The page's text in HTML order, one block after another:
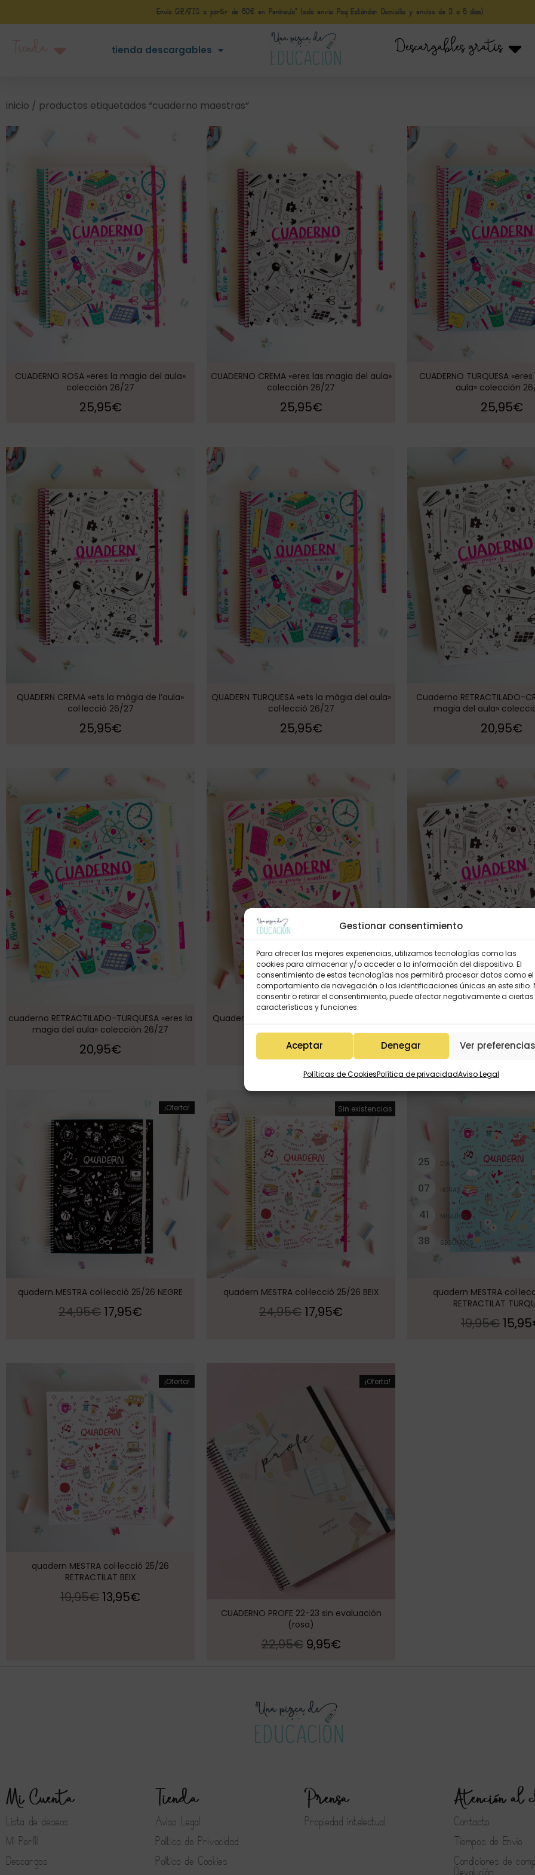
Gestionar consentimiento
Para ofrecer las mejores experiencias, utilizamos tecnologías como las
cookies para almacenar y/o acceder a la información del dispositivo. El
consentimiento de estas tecnologías nos permitirá procesar datos como el
comportamiento de navegación o las identificaciones únicas en este sitio.
consentir o retirar el consentimiento, puede afectar negativamente a ciertas
características y funciones.
Aceptar Denegar Ver preferencias
Políticas de CookiesPolítica de privacidadAviso Legal
Envío GRATIS a partir de 50€ en Península* (solo envio Paq Estándar Domicilio y envíos de 3 a 5 días)
tienda descargables Descargables gratis
inicio / productos etiquetados “cuaderno maestras”
CUADERNO ROSA «eres la magia del aula»
colección 26/27
25,95€
CUADERNO CREMA «eres las magia del aula»
colección 26/27
25,95€
CUADERNO TURQUESA
aula» colección
25,95€
QUADERN CREMA «ets la màgia de l’aula»
col·lecció 26/27
25,95€
QUADERN TURQUESA «ets la màgia del aula»
col·lecció 26/27
25,95€
Cuaderno RETRACTILADO-
magia del aula»
20,95€
cuaderno RETRACTILADO-TURQUESA «eres la
magia del aula» colección 26/27
20,95€
Quadern RETRACTILAT-ROSA «ets la màgia
de l’aula» col·lecció 26/27
20,95€
Quadern RETRACTILAT-
20,95€
¡Oferta!
quadern MESTRA col·lecció 25/26 NEGRE
24,95€ 17,95€
¡Oferta!
Sin existencias
quadern MESTRA col·lecció 25/26 BEIX
24,95€ 17,95€
25 DÍAS
07 HORAS
41 MINUTOS
37 SEGUNDOS
quadern MESTRA
RETRACTILAT
19,95€ 15,95
¡Oferta!
quadern MESTRA col·lecció 25/26
RETRACTILAT BEIX
19,95€ 13,95€
¡Oferta!
CUADERNO PROFE 22-23 sin evaluación
(rosa)
22,95€ 9,95€
Mi Cuenta
Lista de deseos
Mi Perfil
Descargas
Tienda
Aviso Legal
Política de Privacidad
Política de Cookies
Prensa
Propiedad intelectual
Atención al
Contacto
Tiempos de Envío
Condiciones de